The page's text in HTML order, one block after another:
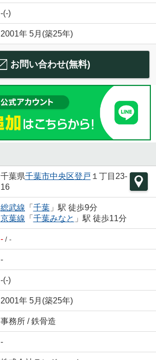
-(-)
2001年 5月(築25年)
お問い合わせ(無料)
千葉県千葉市中央区登戸 １丁目23-
16
総武線 「 千葉」駅 徒歩9分
京葉線 「 千葉みなと 」駅 徒歩11分
-/ -
-
-(-)
2001年 5月(築25年)
事務所 / 鉄骨造
-